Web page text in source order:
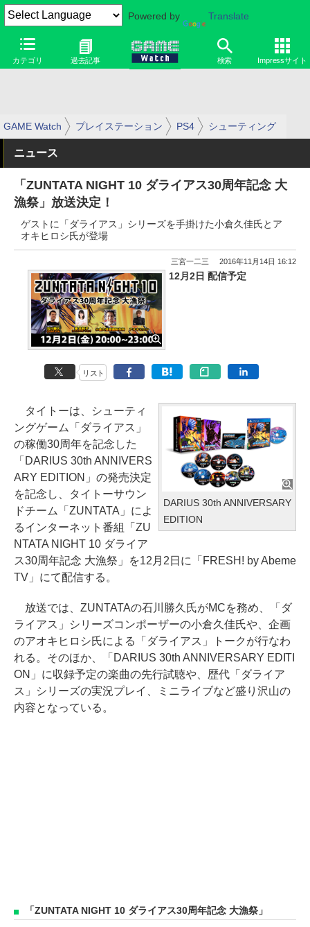
Powered by Translate
カテゴリ 過去記事 検索 Impressサイト
GAME Watch プレイステーション PS4 シューティング
ニュース
「ZUNTATA NIGHT 10 ダライアス30周年記念 大
漁祭」放送決定！
ゲストに「ダライアス」シリーズを手掛けた小倉久佳氏とア
オキヒロシ氏が登場
三宮一二三 2016年11月14日 16:12
12月2日 配信予定
リスト
DARIUS 30th ANNIVERSARY
EDITION
タイトーは、シューティ
ングゲーム「ダライアス」
の稼働30周年を記念した
「DARIUS 30th ANNIVERS
ARY EDITION」の発売決定
を記念し、タイトーサウン
ドチーム「ZUNTATA」によ
るインターネット番組「ZU
NTATA NIGHT 10 ダライア
ス30周年記念 大漁祭」を12月2日に「FRESH! by Abeme
TV」にて配信する。
放送では、ZUNTATAの石川勝久氏がMCを務め、「ダ
ライアス」シリーズコンポーザーの小倉久佳氏や、企画
のアオキヒロシ氏による「ダライアス」トークが行なわ
れる。そのほか、「DARIUS 30th ANNIVERSARY EDITI
ON」に収録予定の楽曲の先行試聴や、歴代「ダライア
ス」シリーズの実況プレイ、ミニライブなど盛り沢山の
内容となっている。
「ZUNTATA NIGHT 10 ダライアス30周年記念 大漁祭」